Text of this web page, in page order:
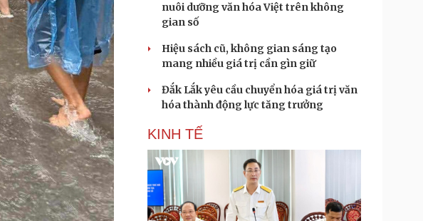
nuôi dưỡng văn hóa Việt trên không
gian số
Hiệu sách cũ, không gian sáng tạo
mang nhiều giá trị cần gìn giữ
Đắk Lắk yêu cầu chuyển hóa giá trị văn
hóa thành động lực tăng trưởng
KINH TẾ